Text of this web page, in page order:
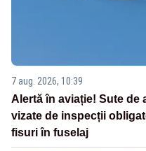
7 aug. 2026, 10:39
Alertă în aviație! Sute de
vizate de inspecții
fisuri în fuselaj